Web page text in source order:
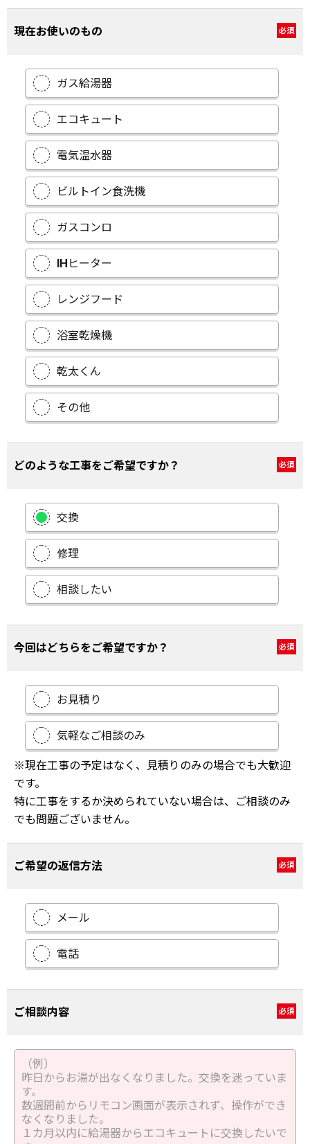
現在お使いのもの 必須
ガス給湯器
エコキュート
電気温水器
ビルトイン食洗機
ガスコンロ
IHヒーター
レンジフード
浴室乾燥機
乾太くん
その他
どのような工事をご希望ですか？ 必須
交換
修理
相談したい
今回はどちらをご希望ですか？ 必須
お見積り
気軽なご相談のみ
※現在工事の予定はなく、見積りのみの場合でも大歓迎
です。
特に工事をするか決められていない場合は、ご相談のみ
でも問題ございません。
ご希望の返信方法 必須
メール
電話
ご相談内容 必須